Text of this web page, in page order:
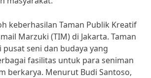
keberhasilan Taman Publik Kreatif
Marzuki (TIM) di Jakarta. Taman
seni dan budaya yang
fasilitas untuk para seniman
berkarya. Menurut Budi Santoso,